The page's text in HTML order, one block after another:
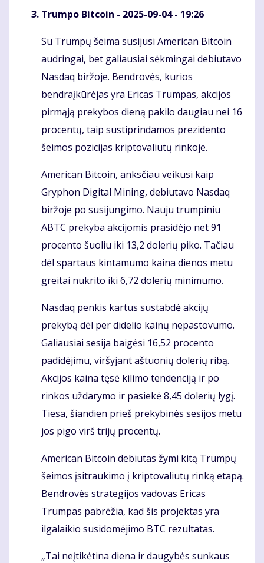
Trumpo Bitcoin - 2025-09-04 - 19:26
Komentaras
Su Trumpų šeima susijusi American Bitcoin
audringai, bet galiausiai sėkmingai debiutavo
Nasdaq biržoje. Bendrovės, kurios
bendraįkūrėjas yra Ericas Trumpas, akcijos
pirmąją prekybos dieną pakilo daugiau nei 16
procentų, taip sustiprindamos prezidento
šeimos pozicijas kriptovaliutų rinkoje.
American Bitcoin, anksčiau veikusi kaip
Gryphon Digital Mining, debiutavo Nasdaq
biržoje po susijungimo. Nauju trumpiniu
ABTC prekyba akcijomis prasidėjo net 91
procento šuoliu iki 13,2 dolerių piko. Tačiau
dėl spartaus kintamumo kaina dienos metu
greitai nukrito iki 6,72 dolerių minimumo.
Nasdaq penkis kartus sustabdė akcijų
prekybą dėl per didelio kainų nepastovumo.
Galiausiai sesija baigėsi 16,52 procento
padidėjimu, viršyjant aštuonių dolerių ribą.
Akcijos kaina tęsė kilimo tendenciją ir po
rinkos uždarymo ir pasiekė 8,45 dolerių lygį.
Tiesa, šiandien prieš prekybinės sesijos metu
jos pigo virš trijų procentų.
American Bitcoin debiutas žymi kitą Trumpų
šeimos įsitraukimo į kriptovaliutų rinką etapą.
Bendrovės strategijos vadovas Ericas
Trumpas pabrėžia, kad šis projektas yra
ilgalaikio susidomėjimo BTC rezultatas.
„Tai neįtikėtina diena ir daugybės sunkaus